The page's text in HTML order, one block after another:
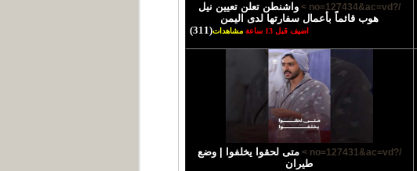
/?no=127434&ac=vd >
واشنطن تعلن تعيين نيل
هوب قائماً بأعمال سفارتها لدى اليمن
اضيف قبل 13 ساعة مشاهدات(311)
/?no=127431&ac=vd >
متى لحقوا يخلفوا | وضع
طيران